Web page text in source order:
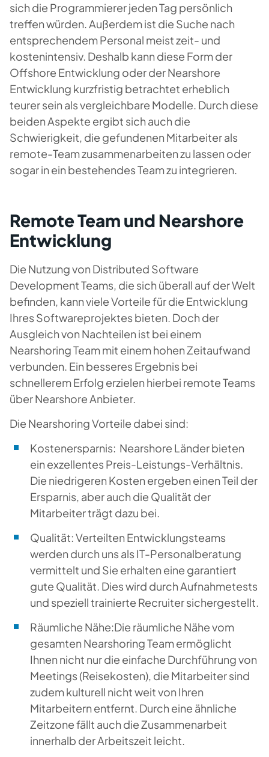
sich die Programmierer jeden Tag persönlich
treffen würden. Außerdem ist die Suche nach
entsprechendem Personal meist zeit- und
kostenintensiv. Deshalb kann diese Form der
Offshore Entwicklung oder der Nearshore
Entwicklung kurzfristig betrachtet erheblich
teurer sein als vergleichbare Modelle. Durch diese
beiden Aspekte ergibt sich auch die
Schwierigkeit, die gefundenen Mitarbeiter als
remote-Team zusammenarbeiten zu lassen oder
sogar in ein bestehendes Team zu integrieren.
Remote Team und Nearshore
Entwicklung
Die Nutzung von Distributed Software
Development Teams, die sich überall auf der Welt
befinden, kann viele Vorteile für die Entwicklung
Ihres Softwareprojektes bieten. Doch der
Ausgleich von Nachteilen ist bei einem
Nearshoring Team mit einem hohen Zeitaufwand
verbunden. Ein besseres Ergebnis bei
schnellerem Erfolg erzielen hierbei remote Teams
über Nearshore Anbieter.
Die Nearshoring Vorteile dabei sind:
Kostenersparnis: Nearshore Länder bieten
ein exzellentes Preis-Leistungs-Verhältnis.
Die niedrigeren Kosten ergeben einen Teil der
Ersparnis, aber auch die Qualität der
Mitarbeiter trägt dazu bei.
Qualität:Verteilten Entwicklungsteams
werden durch uns als IT-Personalberatung
vermittelt und Sie erhalten eine garantiert
gute Qualität. Dies wird durch Aufnahmetests
und speziell trainierte Recruiter sichergestellt.
Räumliche Nähe:Die räumliche Nähe vom
gesamten Nearshoring Team ermöglicht
Ihnen nicht nur die einfache Durchführung von
Meetings (Reisekosten), die Mitarbeiter sind
zudem kulturell nicht weit von Ihren
Mitarbeitern entfernt. Durch eine ähnliche
Zeitzone fällt auch die Zusammenarbeit
innerhalb der Arbeitszeit leicht.